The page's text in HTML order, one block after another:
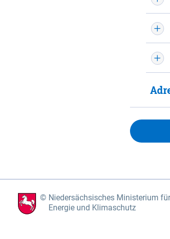
Niedersächsisches Ministerium
Energie und Klimaschutz